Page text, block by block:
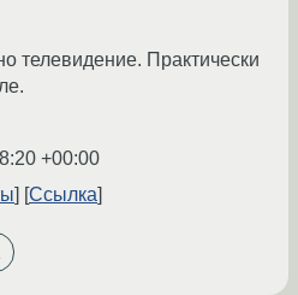
телевидение. Практически
+00:00
Ссылка